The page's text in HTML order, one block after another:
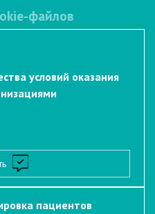
файлов
условий оказания
пациентов